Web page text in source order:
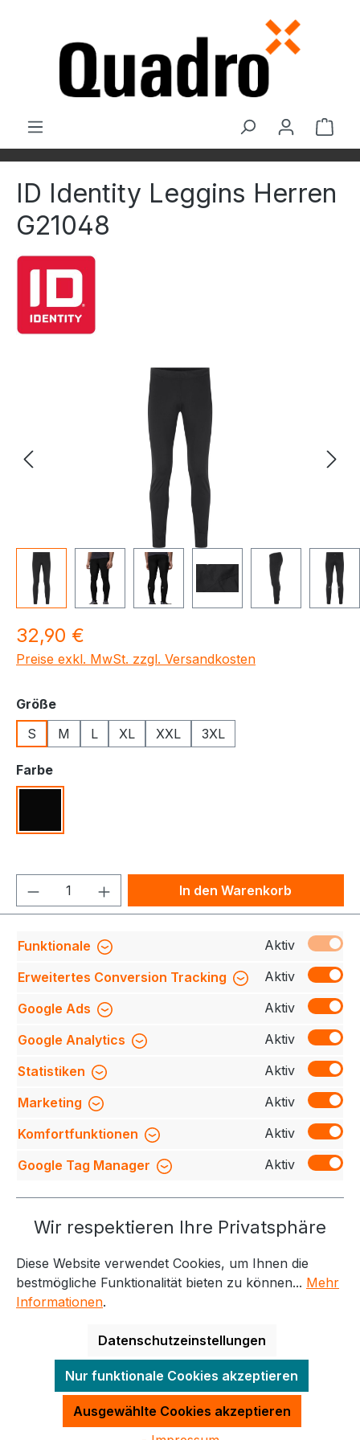
ID Identity Leggins Herren
G21048
Bildergalerie überspringen
Regulärer Preis:
32,90 €
Preise exkl. MwSt. zzgl. Versandkosten
Größeauswählen
S
M L XL XXL 3XL
Farbeauswählen
Produkt Anzahl: Gib denIn den Warenkorb
Produktnummer: 709140-G21048-900-S
Beschreibung
Entdecken Sie unsere neue lange
Leggings aus weicher Interlock-Qualität für
ultimativen Komfort und Funktionalität. Mit flac…
Mehr
Bewertungen
Service-Hotline
Weitere Themen
Informationen Kontakt
Alle Preise exkl. gesetzl. Mehrwertsteuer zzgl.
Versandkostenund ggf. Nachnahmegebühren, wenn
nicht anders angegeben.
Funktionale
Aktiv
Erweitertes Conversion Tracking
Aktiv
Google Ads
Aktiv
Google Analytics
Aktiv
Statistiken
Aktiv
Marketing
Aktiv
Komfortfunktionen
Aktiv
Google Tag Manager
Aktiv
Wir respektieren Ihre Privatsphäre
Diese Website verwendet Cookies, um Ihnen die
bestmögliche Funktionalität bieten zu können... Mehr
Informationen.
Datenschutzeinstellungen
Nur funktionale Cookies akzeptieren
Ausgewählte Cookies akzeptieren